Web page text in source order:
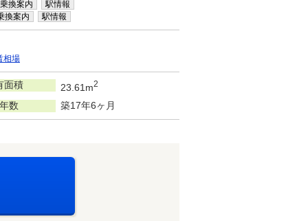
乗換案内 駅情報
換案内 駅情報
相場
面積 23.61m2
数 築17年6ヶ月